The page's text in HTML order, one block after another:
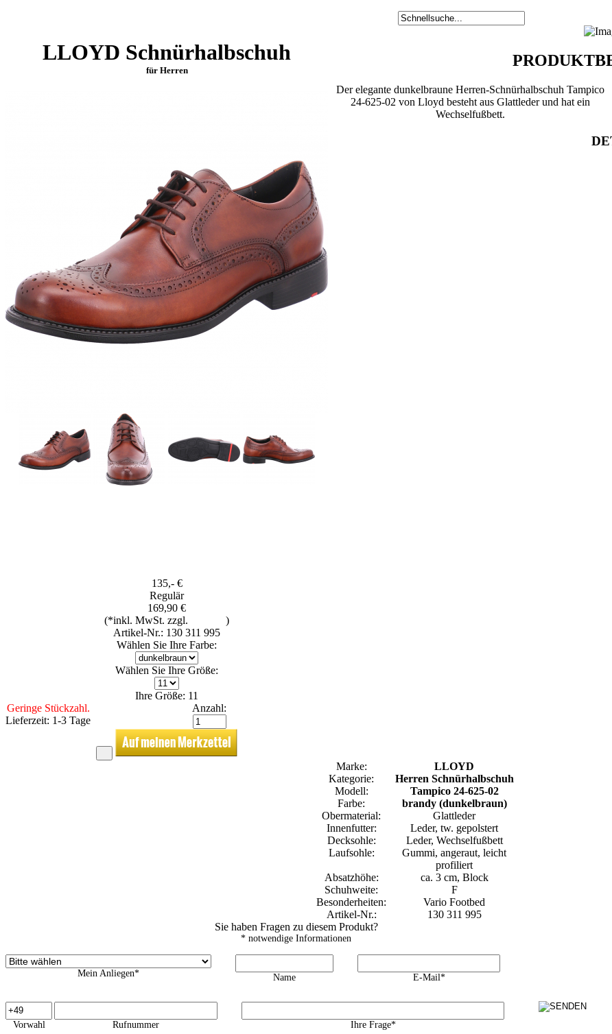
LLOYD Schnürhalbschuh
für Herren
135,- €
Regulär
169,90 €
(*inkl. MwSt. zzgl.
)
Artikel-Nr.: 130 311 995
Wählen Sie Ihre Farbe:
Wählen Sie Ihre Größe:
Ihre Größe: 11
Geringe Stückzahl.
Lieferzeit: 1-3 Tage
Anzahl:
Der elegante dunkelbraune Herren-Schnürhalbschuh Tampico
24-625-02 von Lloyd besteht aus Glattleder und hat ein
Wechselfußbett.
Marke:
LLOYD
Kategorie:
Herren Schnürhalbschuh
Modell:
Tampico 24-625-02
Farbe:
brandy (dunkelbraun)
Obermaterial:
Glattleder
Innenfutter:
Leder, tw. gepolstert
Decksohle:
Leder, Wechselfußbett
Laufsohle:
Gummi, angeraut, leicht
profiliert
Absatzhöhe:
ca. 3 cm, Block
Schuhweite:
F
Besonderheiten:
Vario Footbed
Artikel-Nr.:
130 311 995
Sie haben Fragen zu diesem Produkt?
* notwendige Informationen
Mein Anliegen* Name E-Mail*
Vorwahl Rufnummer Ihre Frage*